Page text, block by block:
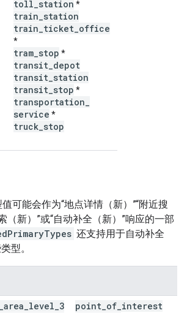
toll station *
train station
train ticket office
*
tram stop *
transit depot
transit station
transit stop *
transportation
service *
truck stop
可能会作为“地点详情（新）”“附近搜
（新）”或“自动补全（新）”响应的一部
还支持用于自动补全
型。
area level 3
point of interest